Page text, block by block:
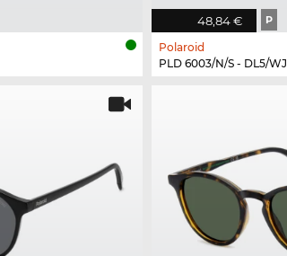
48,84 € P
Polaroid
PLD 6003/N/S - DL5/WJ